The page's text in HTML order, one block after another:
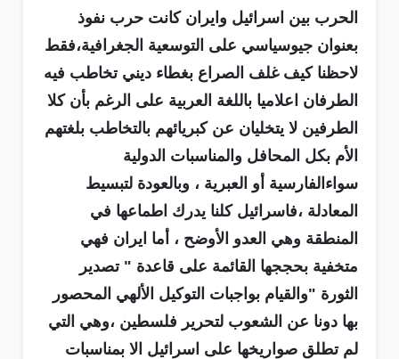
الحرب بين اسرائيل وايران كانت حرب نفوذ
بعنوان جيوسياسي على التوسعية الجغرافية،فقط
لاحظنا كيف غلف الصراع بغطاء ديني تخاطب فيه
الطرفان اعلاميا باللغة العربية على الرغم بأن كلا
الطرفين لا يتخليان عن كبريائهم بالتخاطب بلغتهم
الأم بكل المحافل والمناسبات الدولية
سواءالفارسية أو العبرية ، وبالعودة لتبسيط
المعادلة ،فاسرائيل كلنا يدرك اطماعها في
المنطقة وهي العدو الأوضح ، أما ايران فهي
متخفية بحججها القائمة على قاعدة " تصدير
الثورة "والقيام بواجبات التوكيل الألهي المحصور
بها دونا عن الشعوب لتحرير فلسطين ،وهي التي
لم تطلق صواريخها على اسرائيل الا بمناسبات